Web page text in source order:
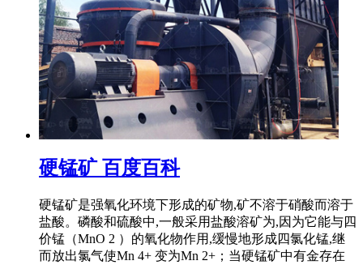
硬锰矿 百度百科
硬锰矿是强氧化环境下形成的矿物,矿不溶于硝酸而溶于
盐酸。磷酸和硫酸中,一般采用盐酸溶矿为,因为它能与四
价锰（MnO 2 ）的氧化物作用,缓慢地形成四氯化锰,继
而放出氯气使Mn 4+ 变为Mn 2+；当硬锰矿中有金存在